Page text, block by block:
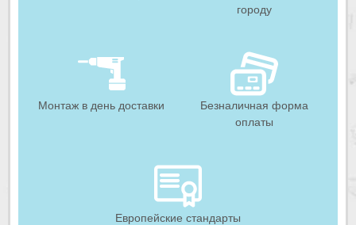
городу
Монтаж в день доставки
Безналичная форма
оплаты
Европейские стандарты